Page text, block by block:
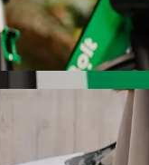
chauffeur Bolt si
idéal pour vous.